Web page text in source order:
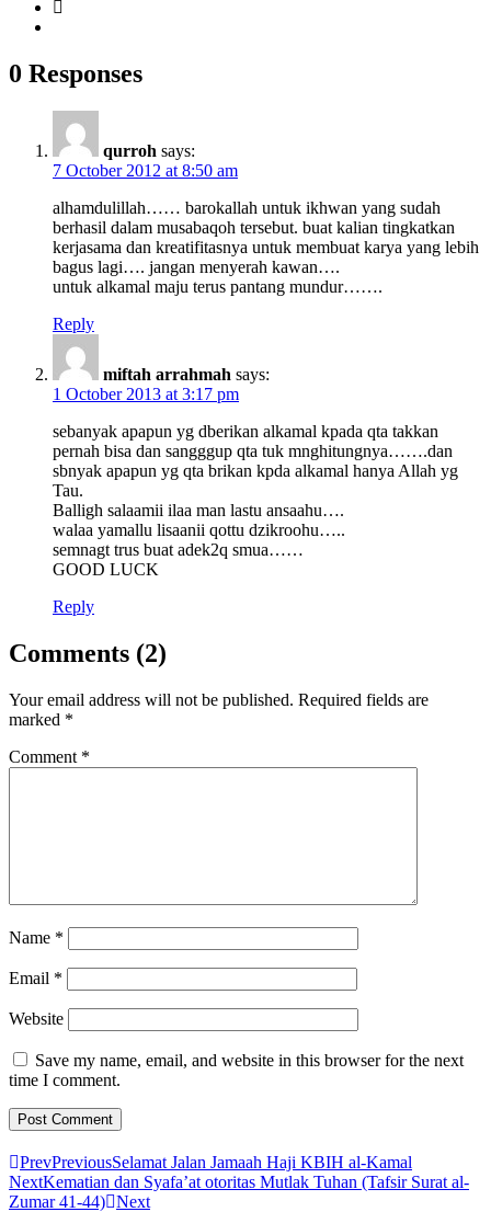
0 Responses
qurroh says:
7 October 2012 at 8:50 am
alhamdulillah…… barokallah untuk ikhwan yang sudah
berhasil dalam musabaqoh tersebut. buat kalian tingkatkan
kerjasama dan kreatifitasnya untuk membuat karya yang lebih
bagus lagi…. jangan menyerah kawan….
untuk alkamal maju terus pantang mundur…….
Reply
miftah arrahmah says:
1 October 2013 at 3:17 pm
sebanyak apapun yg dberikan alkamal kpada qta takkan
pernah bisa dan sangggup qta tuk mnghitungnya…….dan
sbnyak apapun yg qta brikan kpda alkamal hanya Allah yg
Tau.
Balligh salaamii ilaa man lastu ansaahu….
walaa yamallu lisaanii qottu dzikroohu…..
semnagt trus buat adek2q smua……
GOOD LUCK
Reply
Comments (2)
Your email address will not be published. Required fields are
marked *
Comment *
Name *
Email *
Website
Save my name, email, and website in this browser for the next
time I comment.
PrevPreviousSelamat Jalan Jamaah Haji KBIH al-Kamal
NextKematian dan Syafa’at otoritas Mutlak Tuhan (Tafsir Surat al-
Zumar 41-44) Next